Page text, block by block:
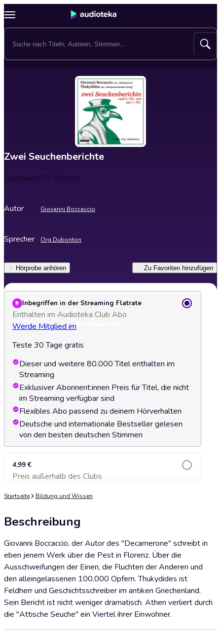
Zwei Seuchenberichte
Spieldauer38 Minuten
Autor Giovanni Boccaccio
Sprecher Org Dubonton
Hörprobe anhören Zu Favoriten hinzufügen
Inbegriffen in der Streaming Flatrate
Enthalten im Audioteka Club Abo
Werde Mitglied im
Teste 30 Tage gratis
Dieser und weitere 80.000 Titel enthalten im
Streaming
Exklusiver Abonnent:innen Preis für Titel, die nicht
im Streaming verfügbar sind
Flexibles Abo passend zu deinem Hörverhalten
Deutsche und internationale Bestseller gelesen
von den besten deutschen Stimmen
4,99 €
Preis außerhalb des ClubsZum Warenkorb hinzufügen
Startseite Bildung und Wissen
Beschreibung
Giovanni Boccaccio, der Autor des "Decamerone" schreibt in
eben jenem Werk über die Pest in Florenz. Über die
Ausschweifungen der Einen, die Fluchten der Anderen und
den alleingelassenen 100.000 Opfern. Thukydides ist
Feldherr und Geschichtsschreiber im antiken Griechenland.
Sein Bericht ist nicht weniger dramatisch. Athen verliert durch
die "Attische Seuche" ein Viertel ihrer Einwohner.